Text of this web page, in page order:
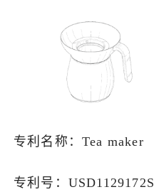
专利名称：Tea maker
专利号：USD1129172S